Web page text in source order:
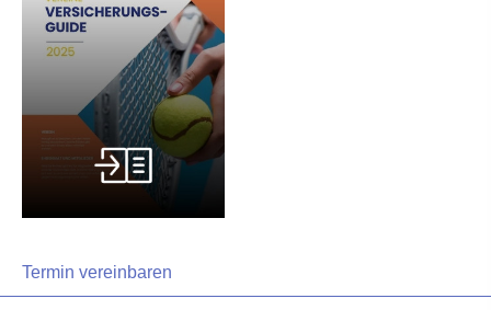
Termin ver­ein­baren